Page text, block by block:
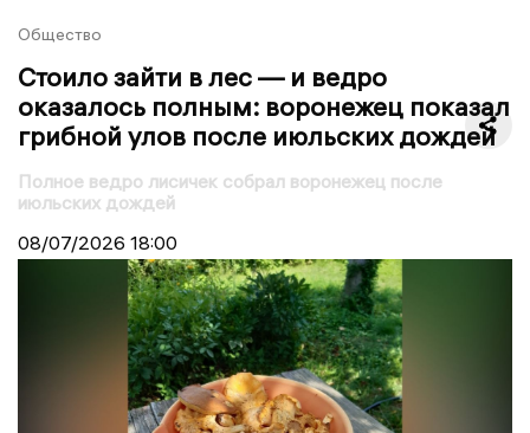
Общество
Стоило зайти в лес — и ведро
оказалось полным: воронежец показал
грибной улов после июльских дождей
Полное ведро лисичек собрал воронежец после
июльских дождей
08/07/2026 18:00